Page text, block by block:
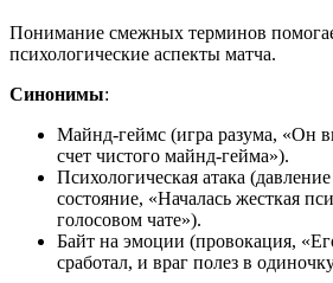
Понимание смежных терминов
психологические аспекты матча.
Синонимы:
Майнд-геймс (игра разума, «Он
счет чистого майнд-гейма»).
Психологическая атака
состояние, «Началась жесткая
голосовом чате»).
Байт на эмоции (провокация,
сработал, и враг полез в